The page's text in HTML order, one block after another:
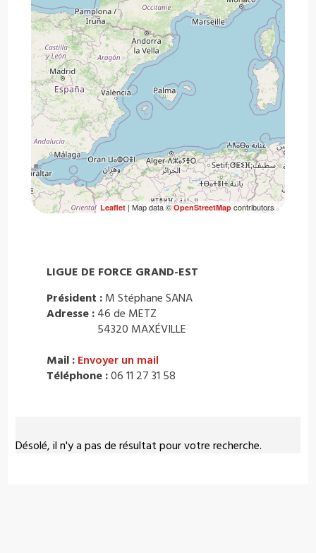
Désolé, il n'y a pas de résultat pour votre recherche.
Leaflet| Map data ©OpenStreetMapcontributors
LIGUE DE FORCE GRAND-EST
Président : M Stéphane SANA
Adresse : 46 de METZ
54320 MAXÉVILLE
Mail : Envoyer un mail
Téléphone :06 11 27 31 58